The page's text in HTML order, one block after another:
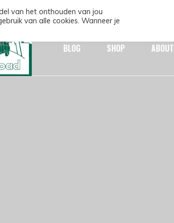
BLOG SHOP ABOUT
van het onthouden van jou
van alle cookies. Wanneer je